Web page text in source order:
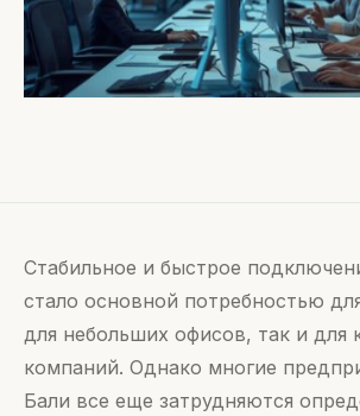
Стабильное и быстрое
стало основной потребностью
для небольших офисов, так и для
компаний. Однако многие
Бали все еще затрудняются